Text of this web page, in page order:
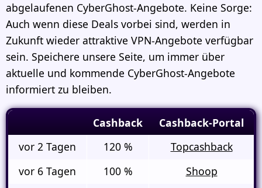
abgelaufenen CyberGhost-Angebote. Keine Sorge:
Auch wenn diese Deals vorbei sind, werden in
Zukunft wieder attraktive VPN-Angebote verfügbar
sein. Speichere unsere Seite, um immer über
aktuelle und kommende CyberGhost-Angebote
informiert zu bleiben.
Cashback
Cashback-Portal
vor 2 Tagen
120 %
Topcashback
vor 6 Tagen
100 %
Shoop